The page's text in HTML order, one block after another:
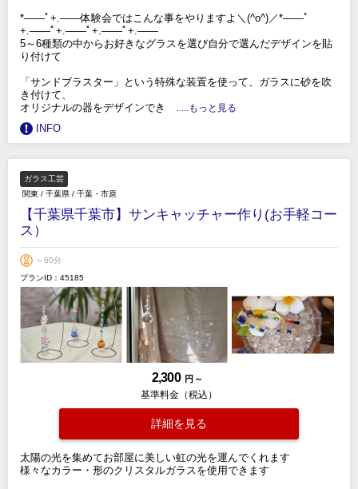
*――ﾟ+.――体験会ではこんな事をやりますよ＼(^o^)／*――ﾟ
+.――ﾟ+.――ﾟ+.――ﾟ+.――
5～6種類の中からお好きなグラスを選び自分で選んだデザインを貼
り付けて
「サンドブラスター」という特殊な装置を使って、ガラスに砂を吹
き付けて、
オリジナルの器をデザインでき
.....もっと見る
INFO
ガラス工芸
関東 / 千葉県 / 千葉・市原
【千葉県千葉市】サンキャッチャー作り(お手軽コー
ス）
～60分
プランID：45185
2,300 円 ～
基準料金（税込）
詳細を見る
太陽の光を集めてお部屋に美しい虹の光を運んでくれます
様々なカラー・形のクリスタルガラスを使用できます